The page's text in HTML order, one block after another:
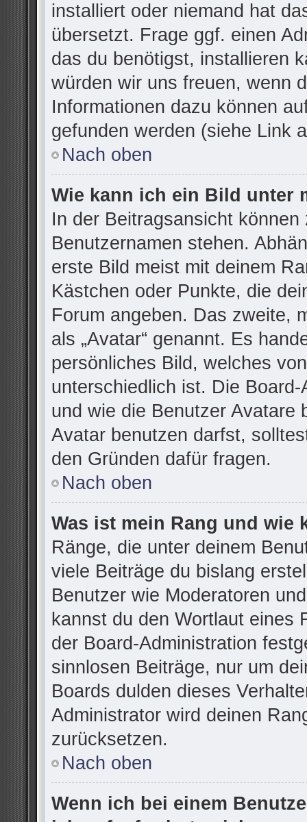
installiert oder niemand hat
übersetzt. Frage ggf. einen
das du benötigst, installieren
würden wir uns freuen, wenn
Informationen dazu können
gefunden werden (siehe Link
Nach oben
Wie kann ich ein Bild unter
In der Beitragsansicht
Benutzernamen stehen.
erste Bild meist mit deinem
Kästchen oder Punkte, die
Forum angeben. Das zweite,
als „Avatar“ genannt. Es
persönliches Bild, welches
unterschiedlich ist. Die
und wie die Benutzer Avatare
Avatar benutzen darfst,
den Gründen dafür fragen.
Nach oben
Was ist mein Rang und wie
Ränge, die unter deinem
viele Beiträge du bislang
Benutzer wie Moderatoren
kannst du den Wortlaut eines
der Board-Administration
sinnlosen Beiträge, nur um
Boards dulden dieses
Administrator wird deinen
zurücksetzen.
Nach oben
Wenn ich bei einem